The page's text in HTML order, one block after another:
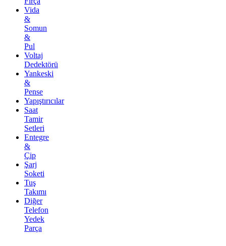
Vida
&
Somun
&
Pul
Voltaj
Dedektörü
Yankeski
&
Pense
Yapıştırıcılar
Saat
Tamir
Setleri
Entegre
&
Çip
Şarj
Soketi
Tuş
Takımı
Diğer
Telefon
Yedek
Parça